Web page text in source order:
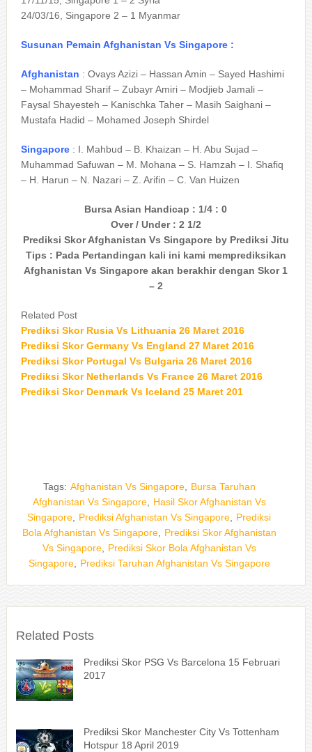
24/03/16, Singapore 2 – 1 Myanmar
Susunan Pemain Afghanistan Vs Singapore :
Afghanistan : Ovays Azizi – Hassan Amin – Sayed Hashimi
– Mohammad Sharif – Zubayr Amiri – Modjieb Jamali –
Faysal Shayesteh – Kanischka Taher – Masih Saighani –
Mustafa Hadid – Mohamed Joseph Shirdel
Singapore: I. Mahbud – B. Khaizan – H. Abu Sujad –
Muhammad Safuwan – M. Mohana – S. Hamzah – I. Shafiq
– H. Harun – N. Nazari – Z. Arifin – C. Van Huizen
Bursa Asian Handicap : 1/4 : 0
Over / Under : 2 1/2
Prediksi Skor Afghanistan Vs Singapore by Prediksi Jitu
Tips : Pada Pertandingan kali ini kami memprediksikan
Afghanistan Vs Singapore akan berakhir dengan Skor 1
– 2
Related Post
Prediksi Skor Rusia Vs Lithuania 26 Maret 2016
Prediksi Skor Germany Vs England 27 Maret 2016
Prediksi Skor Portugal Vs Bulgaria 26 Maret 2016
Prediksi Skor Netherlands Vs France 26 Maret 2016
Prediksi Skor Denmark Vs Iceland 25 Maret 201
Tags: Afghanistan Vs Singapore,
Bursa Taruhan
Afghanistan Vs Singapore,
Hasil Skor Afghanistan Vs
Singapore
Prediksi Afghanistan Vs Singapore
Prediksi
Bola Afghanistan Vs Singapore,
Prediksi Skor Afghanistan
Vs Singapore,
Prediksi Skor Bola Afghanistan Vs
Singapore, Prediksi Taruhan Afghanistan Vs Singapore
Related Posts
Prediksi Skor PSG Vs Barcelona 15 Februari
2017
Prediksi Skor Manchester City Vs Tottenham
Hotspur 18 April 2019